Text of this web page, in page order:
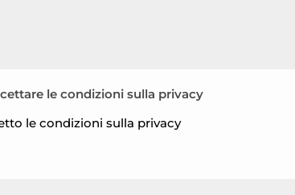
le condizioni sulla privacy
le condizioni sulla privacy